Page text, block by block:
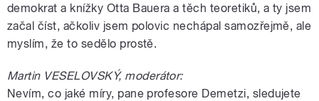
demokrat a knížky Otta Bauera a těch teoretiků, a ty jsem
začal číst, ačkoliv jsem polovic nechápal samozřejmě, ale
myslím, že to sedělo prostě.
Martin VESELOVSKÝ, moderátor:
Nevím, co jaké míry, pane profesore Demetzi, sledujete